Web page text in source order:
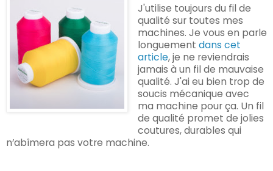
J'utilise toujours du fil de
qualité sur toutes mes
machines. Je vous en parle
longuement dans cet
article, je ne reviendrais
jamais à un fil de mauvaise
qualité. J'ai eu bien trop de
soucis mécanique avec
ma machine pour ça. Un fil
de qualité promet de jolies
coutures, durables qui
n’abîmera pas votre machine.